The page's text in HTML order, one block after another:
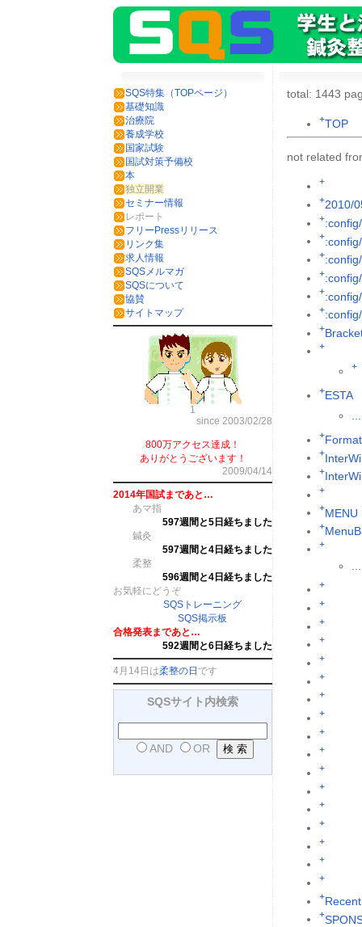
SQS特集（TOPページ）
基礎知識
治療院
養成学校
国家試験
国試対策予備校
本
独立開業
セミナー情報
レポート
フリーPressリリース
リンク集
求人情報
SQSメルマガ
SQSについて
協賛
サイトマップ
1
since 2003/02/28
800万アクセス達成！
ありがとうございます！
2009/04/14
2014年国試まであと…
あマ指
597週間と5日経ちました
鍼灸
597週間と4日経ちました
柔整
596週間と4日経ちました
お気軽にどうぞ
SQSトレーニング
SQS掲示板
合格発表まであと…
592週間と6日経ちました
4月14日は柔整の日 です
SQSサイト内検索
AND OR
total: 1443
+TOP
not related
+
+2010/
+
+
+
+
+
+
+
+
+
+ESTA
+
+
+
+
+MENU
+
+
+
+
+
+
+
+
+
+
+
+
+
+
+
+
+
+
+
+
+